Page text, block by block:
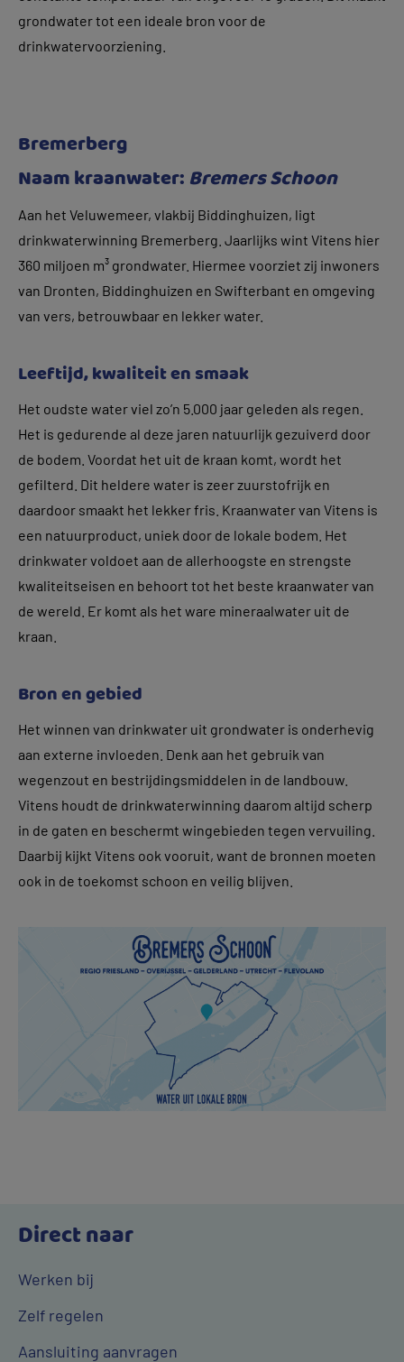
grondwater tot een ideale bron voor de
drinkwatervoorziening.
Bremerberg
Naam kraanwater: Bremers Schoon
Aan het Veluwemeer, vlakbij Biddinghuizen, ligt
drinkwaterwinning Bremerberg. Jaarlijks wint Vitens hier
360 miljoen m³ grondwater. Hiermee voorziet zij inwoners
van Dronten, Biddinghuizen en Swifterbant en omgeving
van vers, betrouwbaar en lekker water.
Leeftijd, kwaliteit en smaak
Het oudste water viel zo’n 5.000 jaar geleden als regen.
Het is gedurende al deze jaren natuurlijk gezuiverd door
de bodem. Voordat het uit de kraan komt, wordt het
gefilterd. Dit heldere water is zeer zuurstofrijk en
daardoor smaakt het lekker fris. Kraanwater van Vitens is
een natuurproduct, uniek door de lokale bodem. Het
drinkwater voldoet aan de allerhoogste en strengste
kwaliteitseisen en behoort tot het beste kraanwater van
de wereld. Er komt als het ware mineraalwater uit de
kraan.
Bron en gebied
Het winnen van drinkwater uit grondwater is onderhevig
aan externe invloeden. Denk aan het gebruik van
wegenzout en bestrijdingsmiddelen in de landbouw.
Vitens houdt de drinkwaterwinning daarom altijd scherp
in de gaten en beschermt wingebieden tegen vervuiling.
Daarbij kijkt Vitens ook vooruit, want de bronnen moeten
ook in de toekomst schoon en veilig blijven.
Direct naar
Werken bij
Zelf regelen
Aansluiting aanvragen